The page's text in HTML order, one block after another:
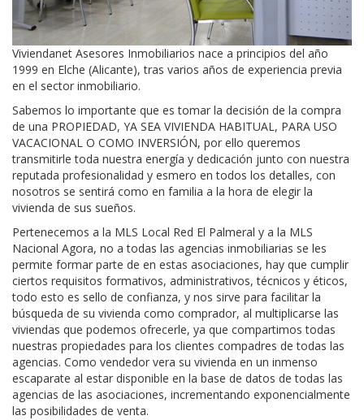
Viviendanet Asesores Inmobiliarios nace a principios del año
1999 en Elche (Alicante), tras varios años de experiencia previa
en el sector inmobiliario.
Sabemos lo importante que es tomar la decisión de la compra
de una PROPIEDAD, YA SEA VIVIENDA HABITUAL, PARA USO
VACACIONAL O COMO INVERSIÓN, por ello queremos
transmitirle toda nuestra energía y dedicación junto con nuestra
reputada profesionalidad y esmero en todos los detalles, con
nosotros se sentirá como en familia a la hora de elegir la
vivienda de sus sueños.
Pertenecemos a la MLS Local Red El Palmeral y a la MLS
Nacional Agora, no a todas las agencias inmobiliarias se les
permite formar parte de en estas asociaciones, hay que cumplir
ciertos requisitos formativos, administrativos, técnicos y éticos,
todo esto es sello de confianza, y nos sirve para facilitar la
búsqueda de su vivienda como comprador, al multiplicarse las
viviendas que podemos ofrecerle, ya que compartimos todas
nuestras propiedades para los clientes compadres de todas las
agencias. Como vendedor vera su vivienda en un inmenso
escaparate al estar disponible en la base de datos de todas las
agencias de las asociaciones, incrementando exponencialmente
las posibilidades de venta.